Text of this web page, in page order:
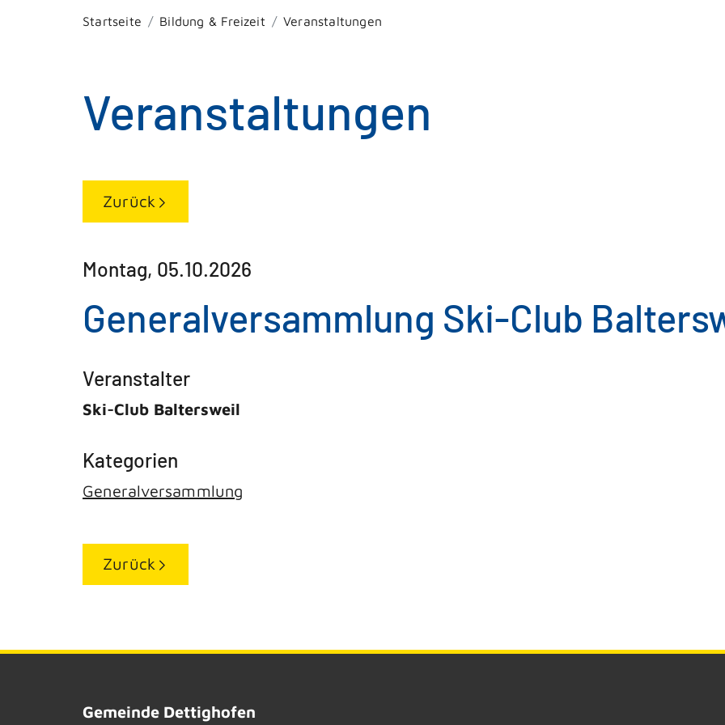
Startseite Bildung & Freizeit Veranstaltungen
Veranstaltungen
Zurück
Montag, 05.10.2026
Generalversammlung Ski-Club
Veranstalter
Ski-Club Baltersweil
Generalversammlung
Zurück
Gemeinde Dettighofen